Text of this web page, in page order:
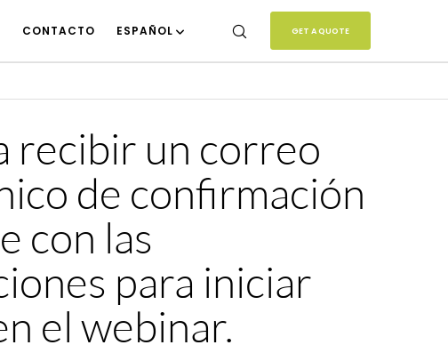
GET A QUOTE
CONTACTO ESPAÑOL
recibir un correo
de confirmación
con las
para iniciar
el webinar.